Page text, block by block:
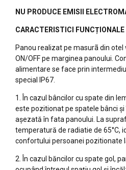
NU PRODUCE EMISII
CARACTERISTICI FUNCȚIONALE
Panou realizat pe masurã din
ON/OFF pe marginea panoului.
alimentare se face prin
special IP67.
1. În cazul bâncilor cu spate din
este pozitionat pe spatele bânci
așezată în fata panoului. La
temperatură de radiatie de 65°C,
confortului persoanei pozitionate
2. În cazul băncilor cu spate gol,